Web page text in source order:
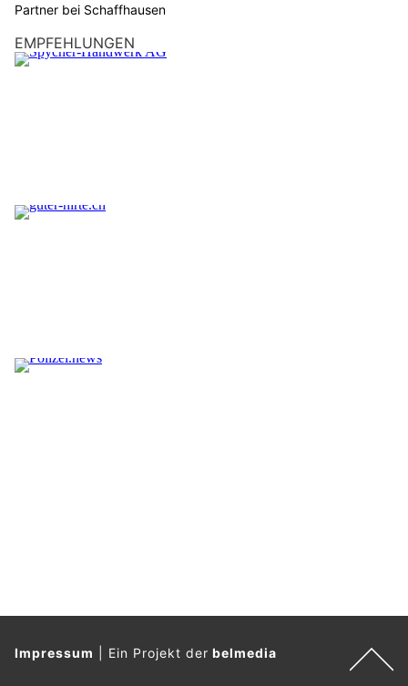
Partner bei Schaffhausen
EMPFEHLUNGEN
Impressum Ein Projekt derbelmedia